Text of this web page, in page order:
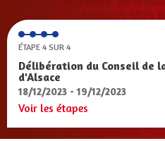
ÉTAPE 4 SUR 4
Délibération du Conseil de
d'Alsace
18/12/2023 - 19/12/2023
Voir les étapes